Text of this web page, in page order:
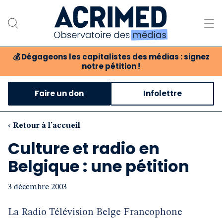
💰 Dégageons les capitalistes des médias : signez
notre pétition !
Notre association
Notre critique des médias
Nos propositions
Notre revue
Boutique
Faire un don Infolettre
‹ Retour à l'accueil
Culture et radio en
Belgique : une pétition
3 décembre 2003
La Radio Télévision Belge Francophone